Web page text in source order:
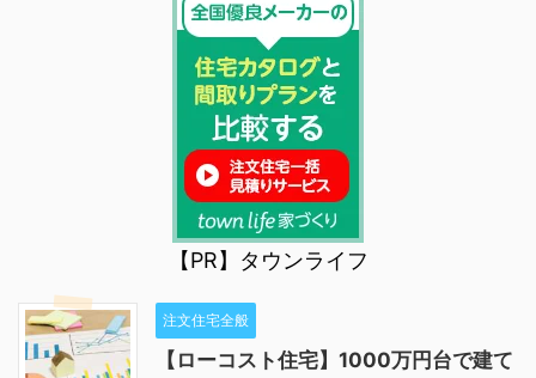
【PR】タウンライフ
注文住宅全般
【ローコスト住宅】1000万円台で建て